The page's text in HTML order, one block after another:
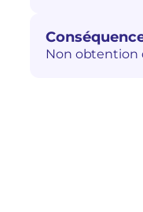
Non obtention